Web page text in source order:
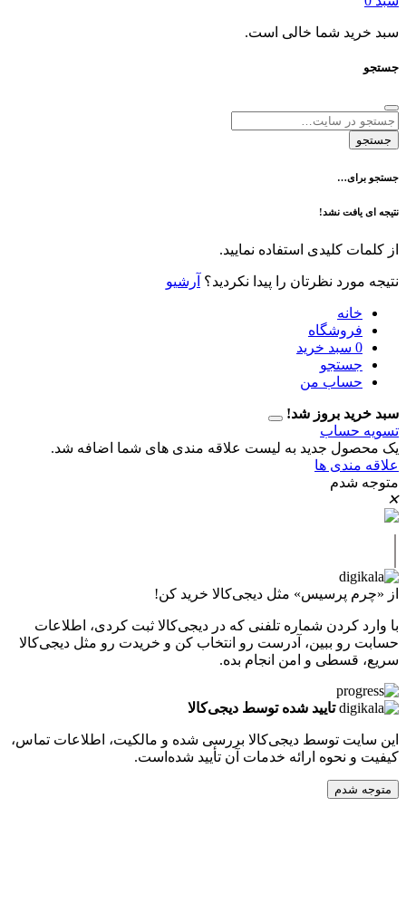
شما خالی است.
نشد!
کلیدی استفاده نمایید.
نظرتان را پیدا نکردید؟ آرشیو
سبد خرید
من
بروز شد!
جدید به لیست علاقه مندی های شما اضافه شد.
ها
پرسیس» مثل دیجی‌کالا خرید کن!
شماره تلفنی که در دیجی‌کالا ثبت کردی، اطلاعات
ببین، آدرست رو انتخاب کن و خریدت رو مثل دیجی‌کالا
و امن انجام بده.
تایید شده توسط دیجی‌کالا
توسط دیجی‌کالا بررسی شده و مالکیت، اطلاعات تماس،
ارائه خدمات آن تأیید شده‌است.